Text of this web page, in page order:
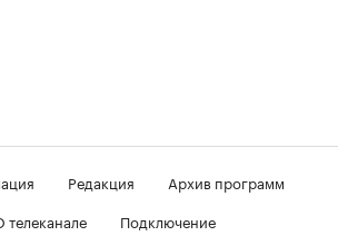
Редакция
Архив программ
телеканале
Подключение